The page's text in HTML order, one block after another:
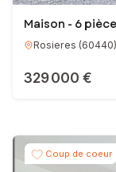
- une réelle écoute,
- pour les vendeurs,
- pour tous, un
- une approche
Au plaisir de vous
Bien à vous,
Maison - 6
Rosieres (60440)
329 000 €
Coup de coeur